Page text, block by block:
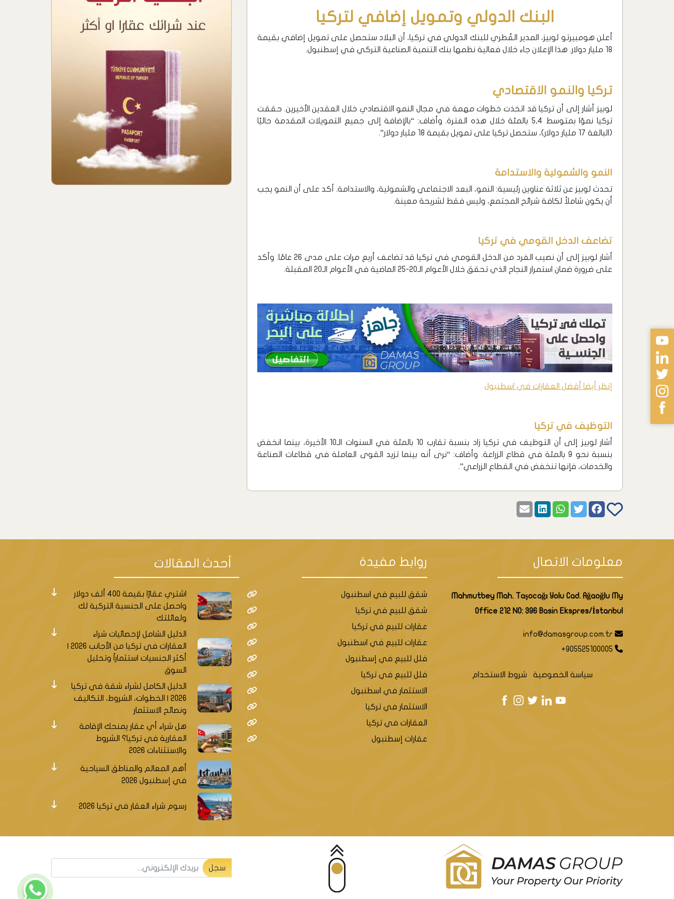
البنك الدولي وتمويل إضافي لتركيا
أعلن هومبيرتو لوبيز، المدير القُطري للبنك الدولي في تركيا، أن البلاد ستحصل على تمويل إضافي بقيمة
18 مليار دولار. هذا الإعلان جاء خلال فعالية نظمها بنك التنمية الصناعية التركي في إسطنبول.
تركيا والنمو الاقتصادي
لوبيز أشار إلى أن تركيا قد اتخذت خطوات مهمة في مجال النمو الاقتصادي خلال العقدين الأخيرين. حققت
تركيا نموًا بمتوسط 5,4 بالمئة خلال هذه الفترة. وأضاف: “بالإضافة إلى جميع التمويلات المقدمة حاليًا
(البالغة 17 مليار دولار)، ستحصل تركيا على تمويل بقيمة 18 مليار دولار”.
النمو والشمولية والاستدامة
تحدث لوبيز عن ثلاثة عناوين رئيسية: النمو، البعد الاجتماعي والشمولية، والاستدامة. أكد على أن النمو يجب
أن يكون شاملاً لكافة شرائح المجتمع، وليس فقط لشريحة معينة.
تضاعف الدخل القومي في تركيا
أشار لوبيز إلى أن نصيب الفرد من الدخل القومي في تركيا قد تضاعف أربع مرات على مدى 26 عامًا. وأكد
على ضرورة ضمان استمرار النجاح الذي تحقق خلال الأعوام الـ20-25 الماضية في الأعوام الـ20 المقبلة.
إنظر أيضا أفضل العقارات في اسطنبول
التوظيف في تركيا
أشار لوبيز إلى أن التوظيف في تركيا زاد بنسبة تقارب 10 بالمئة في السنوات الـ10 الأخيرة، بينما انخفض
بنسبة نحو 9 بالمئة في قطاع الزراعة. وأضاف: “نرى أنه بينما تزيد القوى العاملة في قطاعات الصناعة
والخدمات، فإنها تنخفض ​​في القطاع الزراعي”.
معلومات الاتصال
Mahmutbey Mah. Taşocağı Yolu Cad. Ağaoğlu My
Office 212 NO: 396 Basin Ekspres/İstanbul
info@damasgroup.com.tr
+905525100005
سياسة الخصوصية شروط الاستخدام
روابط مفيدة
شقق للبيع في اسطنبول
شقق للبيع في تركيا
عقارات للبيع في تركيا
عقارات للبيع في اسطنبول
فلل للبيع في إسطنبول
فلل للبيع في تركيا
الاستثمار في اسطنبول
الاستثمار في تركيا
العقارات في تركيا
عقارات إسطنبول
أحدث المقالات
اشتري عقارًا بقيمة 400 ألف دولار
واحصل على الجنسية التركية لك
ولعائلتك
الدليل الشامل لإحصائيات شراء
أكثر الجنسيات استثماراً وتحليل
السوق
الدليل الكامل لشراء شقة في تركيا
2026 | الخطوات، الشروط، التكاليف
ونصائح الاستثمار
هل شراء أي عقار يمنحك الإقامة
العقارية في تركيا؟ الشروط
والاستثناءات 2026
أهم المعالم والمناطق السياحية
في إسطنبول 2026
رسوم شراء العقار في تركيا 2026
سجل